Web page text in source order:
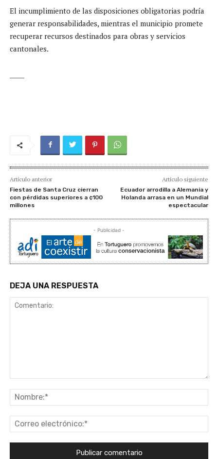
El incumplimiento de las disposiciones obligatorias podría
generar responsabilidades, mientras el municipio promete
recuperar recursos destinados para obras y servicios
cantonales.
Artículo anterior
Fiestas de Santa Cruz cierran
con pérdidas superiores a ¢100
millones
Artículo siguiente
Ecuador arrodilla a Alemania y
Holanda arrasa en un Mundial
espectacular
- Publicidad -
DEJA UNA RESPUESTA